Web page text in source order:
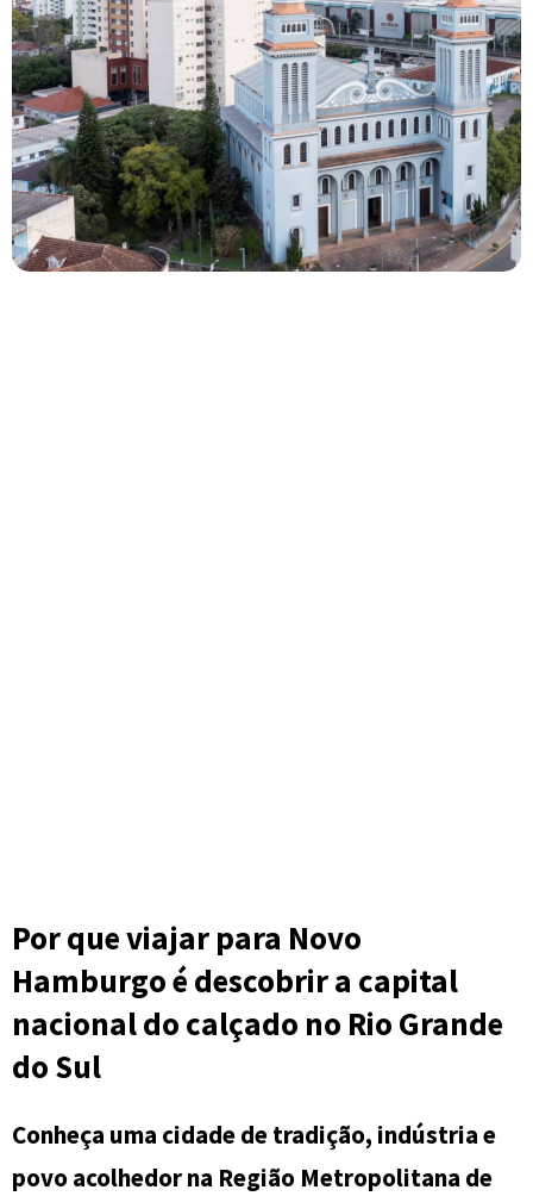
Por que viajar para Novo
Hamburgo é descobrir a capital
nacional do calçado no Rio Grande
do Sul
Conheça uma cidade de tradição, indústria e
povo acolhedor na Região Metropolitana de